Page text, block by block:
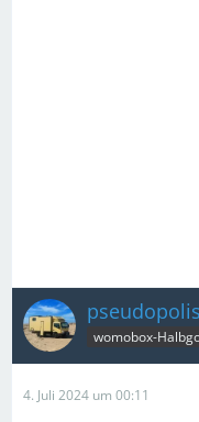
pseudopolis
womobox-
4. Juli 2024 um 00:11